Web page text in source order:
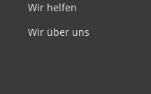
Wir helfen
Wir über uns